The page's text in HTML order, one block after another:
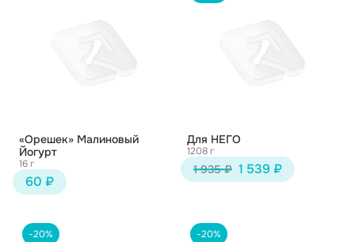
«Орешек» Малиновый
Йогурт
16 г
60 ₽
Для НЕГО
1208 г
1 935 ₽ 1 539 ₽
-20% -20%